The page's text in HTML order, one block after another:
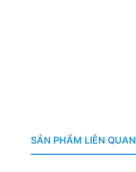
SẢN PHẨM LIÊN QUAN